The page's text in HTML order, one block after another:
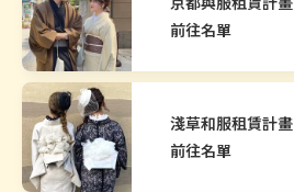
前往名單
淺草和服租賃計畫
前往名單